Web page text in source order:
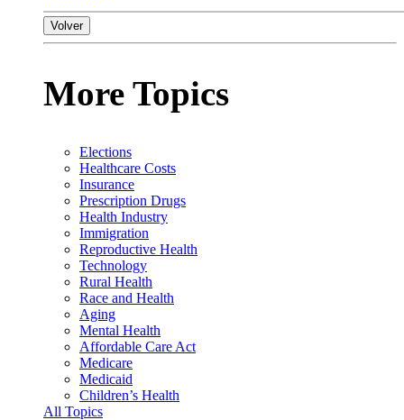
Volver
More Topics
Elections
Healthcare Costs
Insurance
Prescription Drugs
Health Industry
Immigration
Reproductive Health
Technology
Rural Health
Race and Health
Aging
Mental Health
Affordable Care Act
Medicare
Medicaid
Children’s Health
All Topics